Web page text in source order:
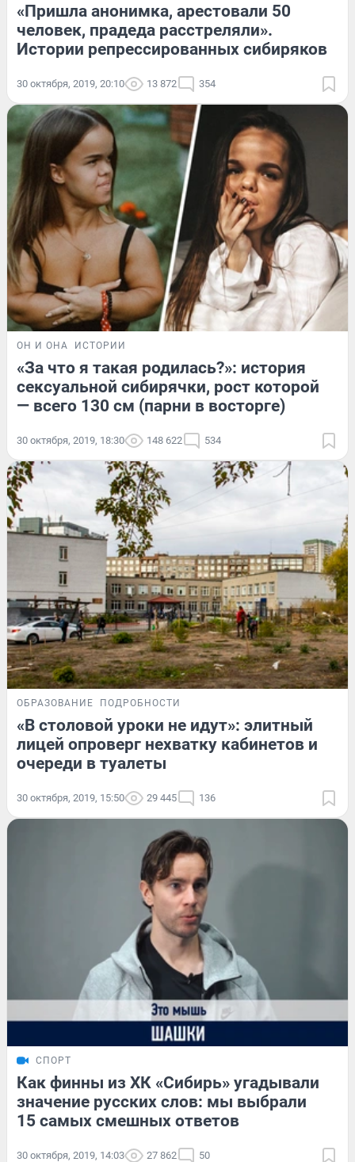
«Пришла анонимка, арестовали 50
человек, прадеда расстреляли».
Истории репрессированных сибиряков
30 октября, 2019, 20:10 13 872 354
ОН И ОНА ИСТОРИИ
«За что я такая родилась?»: история
сексуальной сибирячки, рост которой
— всего 130 см (парни в восторге)
30 октября, 2019, 18:30 148 622 534
ОБРАЗОВАНИЕ ПОДРОБНОСТИ
«В столовой уроки не идут»: элитный
лицей опроверг нехватку кабинетов и
очереди в туалеты
30 октября, 2019, 15:50 29 445 136
СПОРТ
Как финны из ХК «Сибирь» угадывали
значение русских слов: мы выбрали
15 самых смешных ответов
30 октября, 2019, 14:03 27 862 50